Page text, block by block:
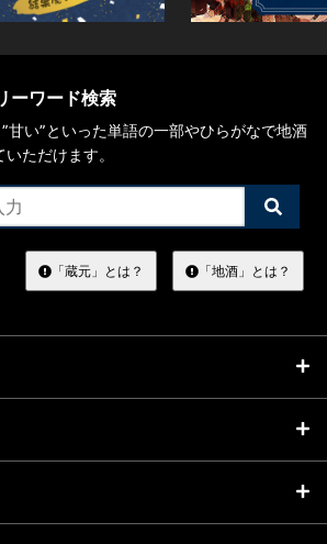
ーワード検索
甘い”といった単語の一部やひらがなで地酒
ただけます。
検
索
す
る
「蔵元」とは？ 「地酒」とは？